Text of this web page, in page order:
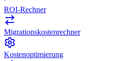
ROI-Rechner
Migrationskostenrechner
Kostenoptimierung